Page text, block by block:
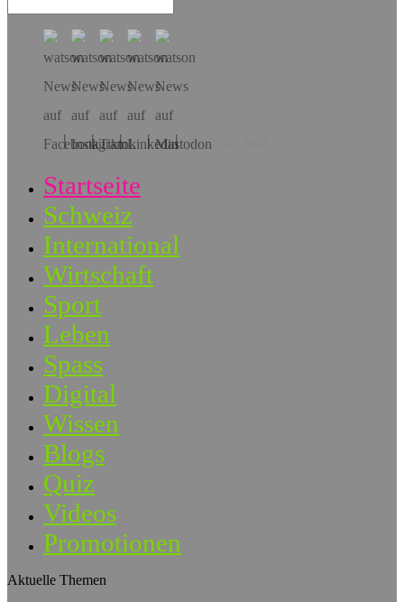
Hol dir die App!
Startseite
Schweiz
International
Wirtschaft
Sport
Leben
Spass
Digital
Wissen
Blogs
Quiz
Videos
Promotionen
Aktuelle Themen